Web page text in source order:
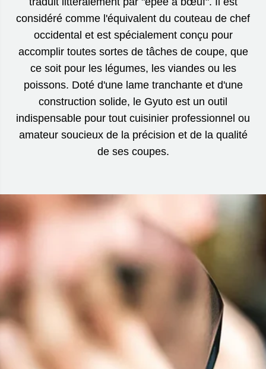
considéré comme l'équivalent du couteau de chef
occidental et est spécialement conçu pour
accomplir toutes sortes de tâches de coupe, que
ce soit pour les légumes, les viandes ou les
poissons. Doté d'une lame tranchante et d'une
construction solide, le Gyuto est un outil
indispensable pour tout cuisinier professionnel ou
amateur soucieux de la précision et de la qualité
de ses coupes.